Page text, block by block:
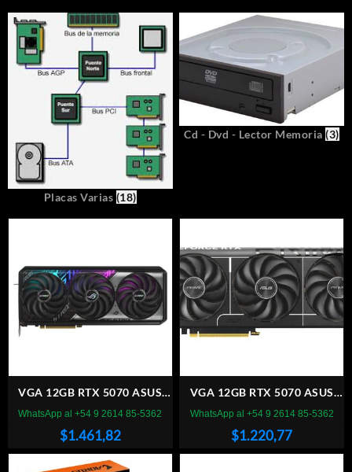
Placas Varias (18)
Cd - Dvd - Lector Memoria(3)
VGA 12GB RTX 5070 ASUS
ROG STRIX OC 12G GDDR7
$1.461,82
WhatsApp al +54 9 2614 85-5362
VGA 12GB RTX 5070 ASUS
PRIME OC 12G GDDR7
$1.220,77
WhatsApp al +54 9 2614 85-5362